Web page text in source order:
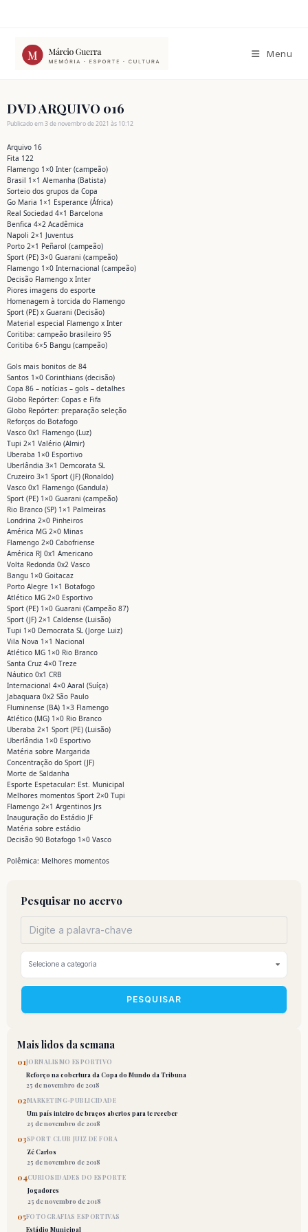
conteúdo
Menu
DVD ARQUIVO 016
Publicado em 3 de novembro de 2021 às 10:12
Arquivo 16
Fita 122
Flamengo 1×0 Inter (campeão)
Brasil 1×1 Alemanha (Batista)
Sorteio dos grupos da Copa
Go Maria 1×1 Esperance (África)
Real Sociedad 4×1 Barcelona
Benfica 4×2 Acadêmica
Napoli 2×1 Juventus
Porto 2×1 Peñarol (campeão)
Sport (PE) 3×0 Guarani (campeão)
Flamengo 1×0 Internacional (campeão)
Decisão Flamengo x Inter
Piores imagens do esporte
Homenagem à torcida do Flamengo
Sport (PE) x Guarani (Decisão)
Material especial Flamengo x Inter
Coritiba: campeão brasileiro 95
Coritiba 6×5 Bangu (campeão)
Gols mais bonitos de 84
Santos 1×0 Corinthians (decisão)
Copa 86 – notícias – gols – detalhes
Globo Repórter: Copas e Fifa
Globo Repórter: preparação seleção
Reforços do Botafogo
Vasco 0x1 Flamengo (Luz)
Tupi 2×1 Valério (Almir)
Uberaba 1×0 Esportivo
Uberlândia 3×1 Demcorata SL
Cruzeiro 3×1 Sport (JF) (Ronaldo)
Vasco 0x1 Flamengo (Gandula)
Sport (PE) 1×0 Guarani (campeão)
Rio Branco (SP) 1×1 Palmeiras
Londrina 2×0 Pinheiros
América MG 2×0 Minas
Flamengo 2×0 Cabofriense
América RJ 0x1 Americano
Volta Redonda 0x2 Vasco
Bangu 1×0 Goitacaz
Porto Alegre 1×1 Botafogo
Atlético MG 2×0 Esportivo
Sport (PE) 1×0 Guarani (Campeão 87)
Sport (JF) 2×1 Caldense (Luisão)
Tupi 1×0 Democrata SL (Jorge Luiz)
Vila Nova 1×1 Nacional
Atlético MG 1×0 Rio Branco
Santa Cruz 4×0 Treze
Náutico 0x1 CRB
Internacional 4×0 Aaral (Suíça)
Jabaquara 0x2 São Paulo
Fluminense (BA) 1×3 Flamengo
Atlético (MG) 1×0 Rio Branco
Uberaba 2×1 Sport (PE) (Luisão)
Uberlândia 1×0 Esportivo
Matéria sobre Margarida
Concentração do Sport (JF)
Morte de Saldanha
Esporte Espetacular: Est. Municipal
Melhores momentos Sport 2×0 Tupi
Flamengo 2×1 Argentinos Jrs
Inauguração do Estádio JF
Matéria sobre estádio
Decisão 90 Botafogo 1×0 Vasco
Polêmica: Melhores momentos
Pesquisar no acervo
PESQUISAR
Mais lidos da semana
01JORNALISMO ESPORTIVO
Reforço na cobertura da Copa do Mundo da Tribuna
25 de novembro de 2018
02MARKETING-PUBLICIDADE
Um país inteiro de braços abertos para te receber
25 de novembro de 2018
03SPORT CLUB JUIZ DE FORA
Zé Carlos
25 de novembro de 2018
04CURIOSIDADES DO ESPORTE
Jogadores
25 de novembro de 2018
05FOTOGRAFIAS ESPORTIVAS
Estádio Municipal